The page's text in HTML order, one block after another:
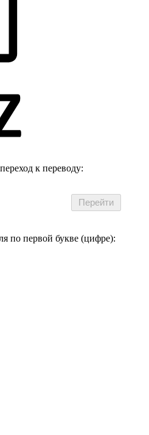
к переводу:
по первой букве (цифре):